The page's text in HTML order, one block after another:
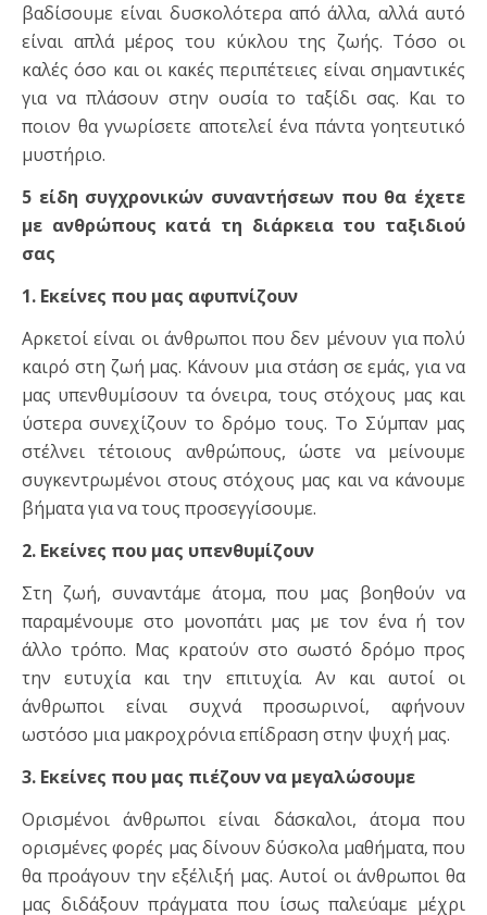
βαδίσουμε είναι δυσκολότερα από άλλα, αλλά αυτό
είναι απλά μέρος του κύκλου της ζωής. Τόσο οι
καλές όσο και οι κακές περιπέτειες είναι σημαντικές
για να πλάσουν στην ουσία το ταξίδι σας. Και το
ποιον θα γνωρίσετε αποτελεί ένα πάντα γοητευτικό
μυστήριο.
5 είδη συγχρονικών συναντήσεων που θα έχετε
με ανθρώπους κατά τη διάρκεια του ταξιδιού
σας
1. Εκείνες που μας αφυπνίζουν
Αρκετοί είναι οι άνθρωποι που δεν μένουν για πολύ
καιρό στη ζωή μας. Κάνουν μια στάση σε εμάς, για να
μας υπενθυμίσουν τα όνειρα, τους στόχους μας και
ύστερα συνεχίζουν το δρόμο τους. Το Σύμπαν μας
στέλνει τέτοιους ανθρώπους, ώστε να μείνουμε
συγκεντρωμένοι στους στόχους μας και να κάνουμε
βήματα για να τους προσεγγίσουμε.
2. Εκείνες που μας υπενθυμίζουν
Στη ζωή, συναντάμε άτομα, που μας βοηθούν να
παραμένουμε στο μονοπάτι μας με τον ένα ή τον
άλλο τρόπο. Μας κρατούν στο σωστό δρόμο προς
την ευτυχία και την επιτυχία. Αν και αυτοί οι
άνθρωποι είναι συχνά προσωρινοί, αφήνουν
ωστόσο μια μακροχρόνια επίδραση στην ψυχή μας.
3. Εκείνες που μας πιέζουν να μεγαλώσουμε
Ορισμένοι άνθρωποι είναι δάσκαλοι, άτομα που
ορισμένες φορές μας δίνουν δύσκολα μαθήματα, που
θα προάγουν την εξέλιξή μας. Αυτοί οι άνθρωποι θα
μας διδάξουν πράγματα που ίσως παλεύαμε μέχρι